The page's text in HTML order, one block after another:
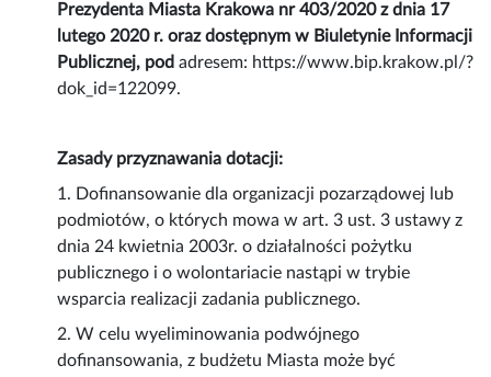
Prezydenta Miasta Krakowa nr 403/2020 z dnia 17
lutego 2020 r. oraz dostępnym w Biuletynie Informacji
Publicznej, podadresem: https://www.bip.krakow.pl/?
dok_id=122099.
Zasady przyznawania dotacji:
1. Dofinansowanie dla organizacji pozarządowej lub
podmiotów, o których mowa w art. 3 ust. 3 ustawy z
dnia 24 kwietnia 2003r. o działalności pożytku
publicznego i o wolontariacie nastąpi w trybie
wsparcia realizacji zadania publicznego.
2. W celu wyeliminowania podwójnego
dofinansowania, z budżetu Miasta może być